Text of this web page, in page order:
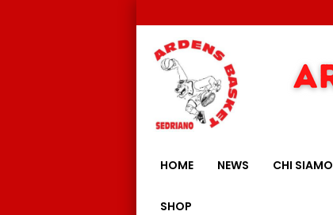
HOME NEWS CHI SIAMO
SHOP